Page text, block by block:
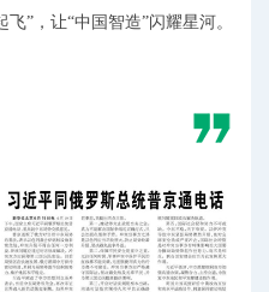
”，让“中国智造”闪耀星河。